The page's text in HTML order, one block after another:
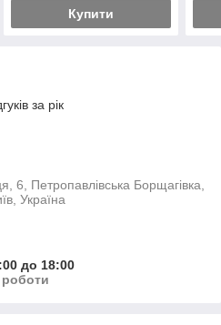
Купити
за рік
6, Петропавлівська Борщагівка,
Україна
до 18:00
роботи